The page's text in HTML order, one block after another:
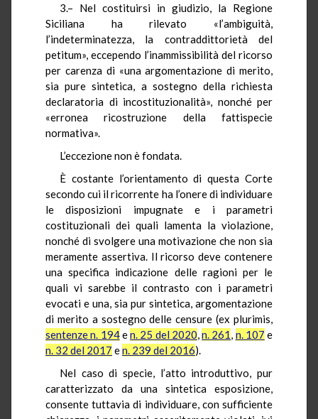
3.– Nel costituirsi in giudizio, la Regione
Siciliana ha rilevato «l’ambiguità,
l’indeterminatezza, la contraddittorietà del
petitum», eccependo l’inammissibilità del ricorso
per carenza di «una argomentazione di merito,
sia pure sintetica, a sostegno della richiesta
declaratoria di incostituzionalità», nonché per
«erronea ricostruzione della fattispecie
normativa».
L’eccezione non è fondata.
È costante l’orientamento di questa Corte
secondo cui il ricorrente ha l’onere di individuare
le disposizioni impugnate e i parametri
costituzionali dei quali lamenta la violazione,
nonché di svolgere una motivazione che non sia
meramente assertiva. Il ricorso deve contenere
una specifica indicazione delle ragioni per le
quali vi sarebbe il contrasto con i parametri
evocati e una, sia pur sintetica, argomentazione
di merito a sostegno delle censure (ex plurimis,
sentenze n. 194en. 25 del 2020,n. 261, n. 107 e
n. 32 del 2017 en. 239 del 2016).
Nel caso di specie, l’atto introduttivo, pur
caratterizzato da una sintetica esposizione,
consente tuttavia di individuare, con sufficiente